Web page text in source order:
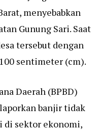
menyebabkan
Gunung Sari. Saat
tersebut dengan
sentimeter (cm).
Daerah (BPBD)
banjir tidak
di sektor ekonomi,